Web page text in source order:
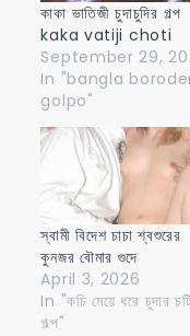
কাকা ভাতিজী চুদাচুদির গল্প
kaka vatiji choti
September 29,
In "bangla
golpo"
স্বামী বিদেশ চাচা শ্বশুরের
কুনজর বৌমার গুদে
April 3, 2026
In "কচি মেয়ে ধরে চুদার
গল্প"